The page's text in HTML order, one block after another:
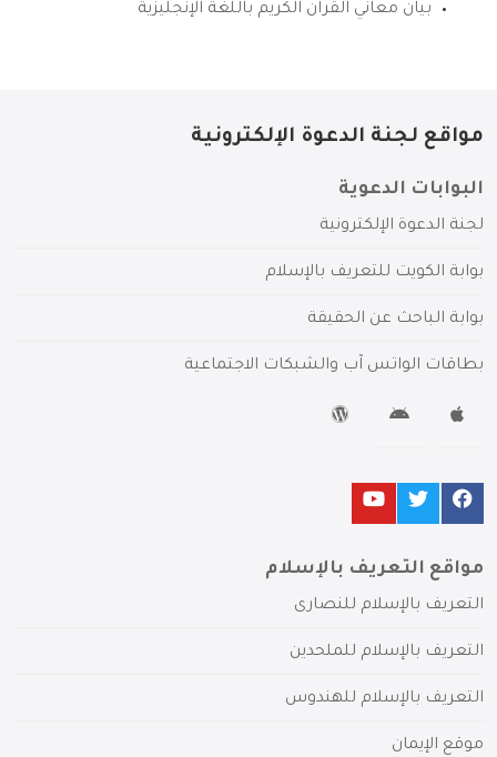
بيان معاني القرآن الكريم باللغة الإنجليزية
مواقع لجنة الدعوة الإلكترونية
البوابات الدعوية
لجنة الدعوة الإلكترونية
بوابة الكويت للتعريف بالإسلام
بوابة الباحث عن الحقيقة
بطاقات الواتس آب والشبكات الاجتماعية
مواقع التعريف بالإسلام
التعريف بالإسلام للنصارى
التعريف بالإسلام للملحدين
التعريف بالإسلام للهندوس
موقع الإيمان